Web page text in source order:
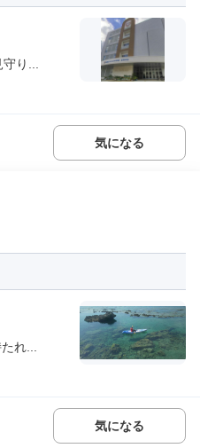
り...
気になる
れ...
気になる